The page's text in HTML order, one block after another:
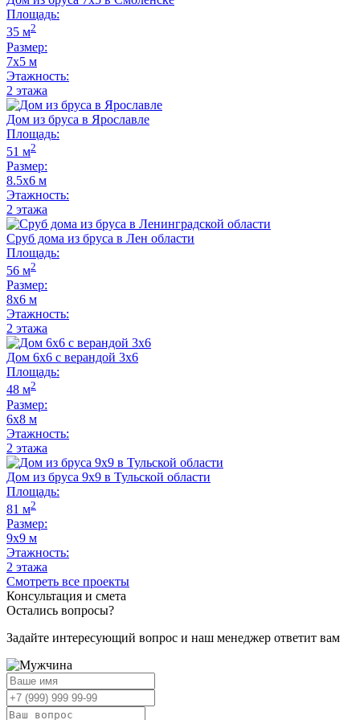
Площадь:
35 м2
Размер:
7х5 м
Этажность:
2 этажа
Дом из бруса в Ярославле
Площадь:
51 м2
Размер:
8.5х6 м
Этажность:
2 этажа
Сруб дома из бруса в Лен области
Площадь:
56 м2
Размер:
8х6 м
Этажность:
2 этажа
Дом 6х6 с верандой 3х6
Площадь:
48 м2
Размер:
6х8 м
Этажность:
2 этажа
Дом из бруса 9x9 в Тульской области
Площадь:
81 м2
Размер:
9х9 м
Этажность:
2 этажа
Смотреть все проекты
Консультация и смета
Остались вопросы?
Задайте интересующий вопрос и наш менеджер ответит вам